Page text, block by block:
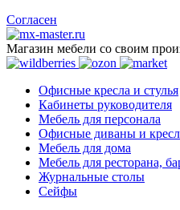
Согласен
Магазин мебели со своим
Офисные кресла и стулья
Кабинеты руководителя
Мебель для персонала
Офисные диваны и
Мебель для дома
Мебель для ресторана,
Журнальные столы
Сейфы